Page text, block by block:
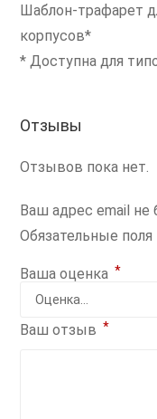
Шаблон-трафарет
корпусов*
* Доступна для
Отзывы
Отзывов пока нет.
Ваш адрес email не
Обязательные
Ваша оценка *
Ваш отзыв *